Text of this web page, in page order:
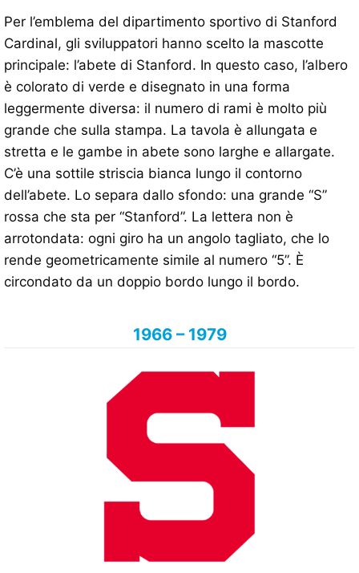
Per l’emblema del dipartimento sportivo di Stanford
Cardinal, gli sviluppatori hanno scelto la mascotte
principale: l’abete di Stanford. In questo caso, l’albero
è colorato di verde e disegnato in una forma
leggermente diversa: il numero di rami è molto più
grande che sulla stampa. La tavola è allungata e
stretta e le gambe in abete sono larghe e allargate.
C’è una sottile striscia bianca lungo il contorno
dell’abete. Lo separa dallo sfondo: una grande “S”
rossa che sta per “Stanford”. La lettera non è
arrotondata: ogni giro ha un angolo tagliato, che lo
rende geometricamente simile al numero “5”. È
circondato da un doppio bordo lungo il bordo.
1966 – 1979